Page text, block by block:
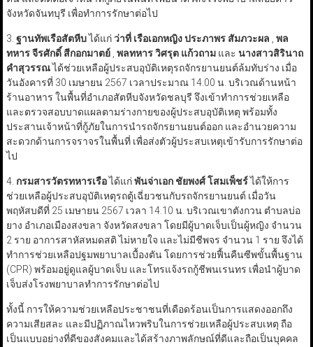
จังหวัดจันทบุรี เพื่อทำการรักษาต่อไป
3. ฐานทัพเรือสัตหีบได้แก่ว่าที่ เรือเอกหญิง ประภาพร สัมภวะผล , พล
ทหาร จีรศักดิ์ สีกอกมาตย์, พลทหาร วิศรุต แก้วถามและ นางสาวสิรินาถ
คำสุวรรณได้ช่วยเหลือผู้ประสบอุบัติเหตุรถจักรยานยนต์ล้มทับร่าง เมื่อ
วันอังคารที่ 30 เมษายน 2567 เวลาประมาณ 14.00 น. บริเวณด้านหน้า
ร้านอาหาร ในพื้นที่อำเภอสัตหีบจังหวัดชลบุรี จึงเข้าทำการช่วยเหลือ
และตรวจสอบบาดแผลตามร่างกายของผู้ประสบอุบัติเหตุ พร้อมทั้ง
ประสานเจ้าหน้าที่กู้ภัยในการนำรถจักรยานยนต์ออก และอำนวยความ
สะดวกด้านการจราจรในพื้นที่ เพื่อส่งตัวผู้ประสบเหตุเข้ารับการรักษาต่อ
ไป
4. กรมสารวัตรทหารเรือได้แก่พันจ่าเอก ชัยพงศ์ โสมเพ็ชร์ได้ให้การ
ช่วยเหลือผู้ประสบอุบัติเหตุรถตู้เฉี่ยวชนกับรถจักรยานยนต์ เมื่อวัน
พฤหัสบดีที่ 25 เมษายน 2567 เวลา 14.10 น. บริเวณเขาตังกวน ตำบลบ่อ
ยาง อำเภอเมืองสงขลา จังหวัดสงขลา โดยมีผู้บาดเจ็บเป็นผู้หญิง จำนวน
2 ราย อาการสาหัสหมดสติ ไม่หายใจ และไม่มีชีพจร จำนวน 1 ราย จึงได้
ทำการช่วยเหลือปฐมพยาบาลเบื้องตัน โดยการช่วยฟื้นคืนซีพขั้นพื้นฐาน
(CPR) พร้อมอยู่ดูแลผู้บาดเจ็บ และโทรแจ้งรถกู้ชีพนเรนทร เพื่อนำผู้บาด
เจ็บส่งโรงพยาบาลทำการรักษาต่อไป
ทั้งนี้ การให้ความช่วยเหลือประชาชนที่เดือดร้อนเป็นการแสดงออกถึง
ความเสียสละ และมีปฏิภาณไหวพริบในการช่วยเหลือผู้ประสบเหตุ ถือ
เป็นแบบอย่างที่ดีของสังคมและได้สร้างภาพลักษณ์ที่ดีและถือเป็นบุคคล